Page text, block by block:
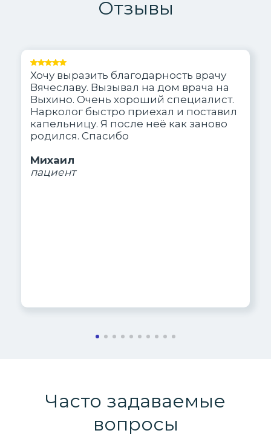
Отзывы
Хочу выразить благодарность врачу
Вячеславу. Вызывал на дом врача на
Выхино. Очень хороший специалист.
Нарколог быстро приехал и поставил
капельницу. Я после неё как заново
родился. Спасибо
Михаил
пациент
Часто задаваемые
вопросы